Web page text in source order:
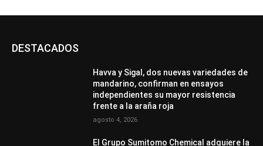
DESTACADOS
Havva y Sigal, dos nuevas variedades de
mandarino, confirman en ensayos
independientes su mayor resistencia
frente a la araña roja
agosto 4, 2026
El Grupo Sumitomo Chemical adquiere la